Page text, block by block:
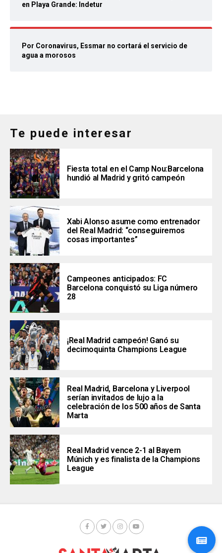
en Playa Grande: Indetur
Por Coronavirus, Essmar no cortará el servicio de
agua a morosos
Te puede interesar
Fiesta total en el Camp Nou:Barcelona
hundió al Madrid у gritó campeón
Xabi Alonso asume como entrenador
del Real Madrid: “conseguiremos
cosas importantes”
Campeones anticipados: FC
Barcelona conquistó su Liga número
28
¡Real Madrid campeón! Ganó su
decimoquinta Champions League
Real Madrid, Barcelona y Liverpool
serían invitados de lujo a la
celebración de los 500 años de Santa
Marta
Real Madrid vence 2-1 al Bayern
Múnich y es finalista de la Champions
League